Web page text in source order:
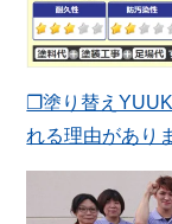
❐塗り替え
れる理由があり